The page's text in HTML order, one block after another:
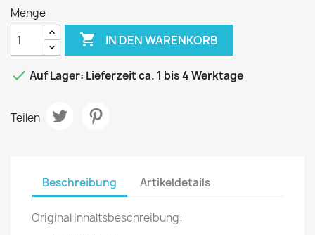
Menge
 IN DEN WARENKORB
 Auf Lager: Lieferzeit ca. 1 bis 4 Werktage
Teilen
Beschreibung Artikeldetails
Original Inhaltsbeschreibung: